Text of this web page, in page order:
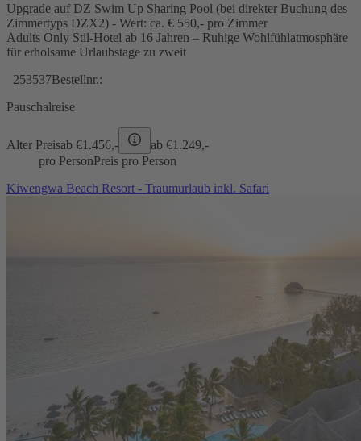
Upgrade auf DZ Swim Up Sharing Pool (bei direkter Buchung des
Zimmertyps DZX2) - Wert: ca. € 550,- pro Zimmer
Adults Only Stil-Hotel ab 16 Jahren – Ruhige Wohlfühlatmosphäre
für erholsame Urlaubstage zu zweit
253537Bestellnr.:
Pauschalreise
Alter Preisab €1.456,- ab €1.249,-
pro PersonPreis pro Person
Kiwengwa Beach Resort - Traumurlaub inkl. Safari